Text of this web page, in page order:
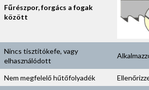
Fűrészpor, forgács a fogak
között
Nincs tisztítókefe, vagy
elhasználódott
Nem megfelelő hűtőfolyadék